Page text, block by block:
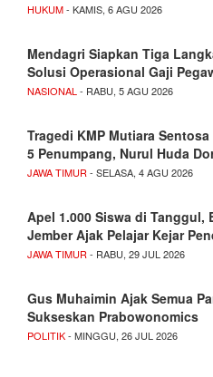
HUKUM- KAMIS, 6 AGU 2026
Mendagri Siapkan Tiga
Solusi Operasional Gaji
NASIONAL - RABU, 5 AGU 2026
Tragedi KMP Mutiara Sentosa
5 Penumpang, Nurul Huda
JAWA TIMUR - SELASA, 4 AGU 2026
Apel 1.000 Siswa di Tanggul,
Jember Ajak Pelajar Kejar
JAWA TIMUR - RABU, 29 JUL 2026
Gus Muhaimin Ajak Semua
Sukseskan Prabowonomics
POLITIK- MINGGU, 26 JUL 2026